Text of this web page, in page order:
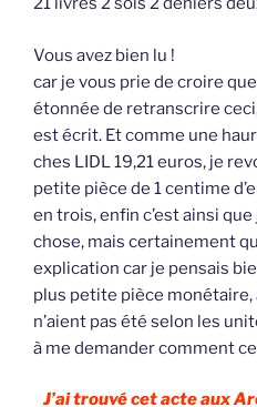
Vous avez bien lu !
car je vous prie de croire
étonnée de retranscrire
est écrit. Et comme une
ches LIDL 19,21 euros, je
petite pièce de 1 centime
en trois, enfin c’est ainsi
chose, mais certainement
explication car je pensais
plus petite pièce monétaire,
n’aient pas été selon les
à me demander comment
J’ai trouvé cet acte aux